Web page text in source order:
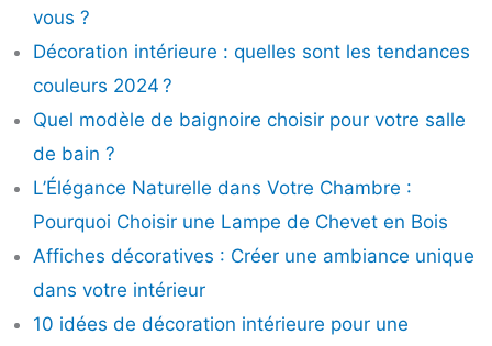
vous ?
Décoration intérieure : quelles sont les tendances
couleurs 2024 ?
Quel modèle de baignoire choisir pour votre salle
de bain ?
L’Élégance Naturelle dans Votre Chambre :
Pourquoi Choisir une Lampe de Chevet en Bois
Affiches décoratives : Créer une ambiance unique
dans votre intérieur
10 idées de décoration intérieure pour une